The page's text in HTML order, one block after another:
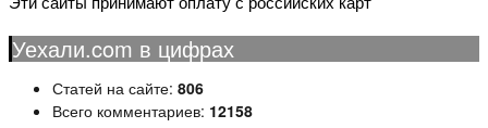
Уехали.com в цифрах
Статей на сайте: 806
Всего комментариев: 12158